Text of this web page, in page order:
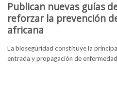
Publican nuevas guías
reforzar la prevención
africana
La bioseguridad constituye la
entrada y propagación de